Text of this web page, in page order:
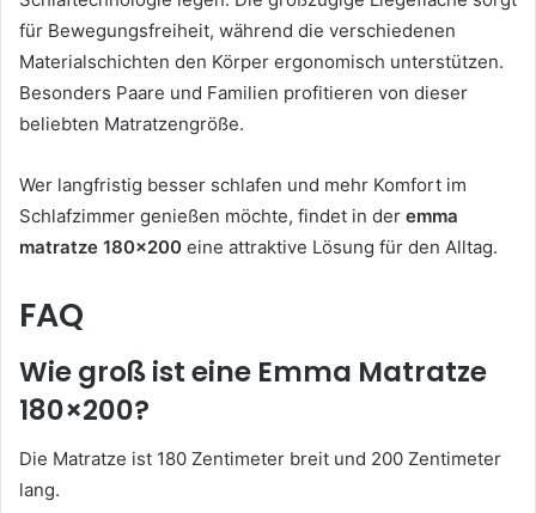
für Bewegungsfreiheit, während die verschiedenen
Materialschichten den Körper ergonomisch unterstützen.
Besonders Paare und Familien profitieren von dieser
beliebten Matratzengröße.
Wer langfristig besser schlafen und mehr Komfort im
Schlafzimmer genießen möchte, findet in der emma
matratze 180×200 eine attraktive Lösung für den Alltag.
FAQ
Wie groß ist eine Emma Matratze
180×200?
Die Matratze ist 180 Zentimeter breit und 200 Zentimeter
lang.